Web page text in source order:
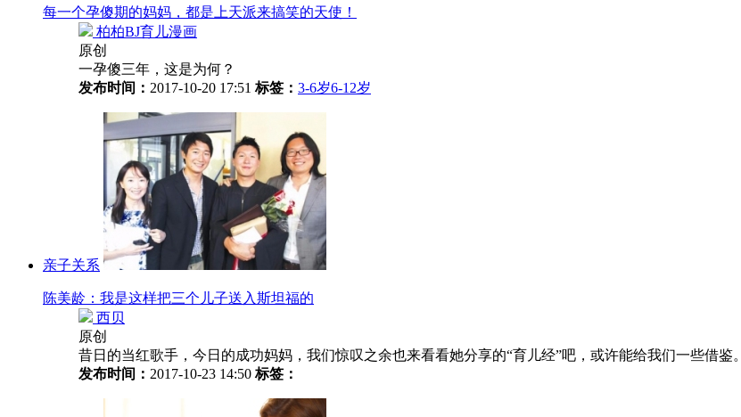
每一个孕傻期的妈妈，都是上天派来搞笑的天使！
柏柏BJ育儿漫画
原创
一孕傻三年，这是为何？
发布时间： 2017-10-20 17:51 标签： 3-6岁6-12岁
亲子关系
陈美龄：我是这样把三个儿子送入斯坦福的
西贝
原创
昔日的当红歌手，今日的成功妈妈，我们惊叹之余也来看看她分享的“育儿经”吧，或许能给我们一些借鉴。
发布时间： 2017-10-23 14:50 标签：